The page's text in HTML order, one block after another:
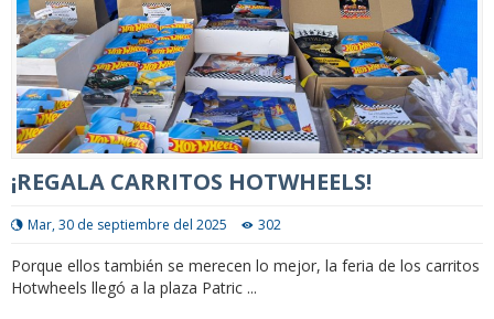
¡REGALA CARRITOS HOTWHEELS!
Mar, 30 de septiembre del 2025 302
Porque ellos también se merecen lo mejor, la feria de los carritos
Hotwheels llegó a la plaza Patric ...